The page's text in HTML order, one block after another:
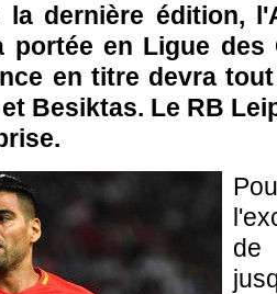
la dernière édition,
portée en Ligue des
en titre devra
Besiktas. Le RB
de